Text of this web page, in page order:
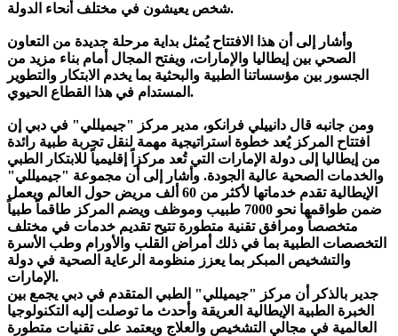
شخص يعيشون في مختلف أنحاء الدولة.
وأشار إلى أن هذا الافتتاح يُمثل بداية مرحلة جديدة من التعاون
الصحي بين إيطاليا والإمارات، ويفتح المجال أمام بناء مزيد من
الجسور بين مؤسساتنا الطبية والبحثية بما يخدم الابتكار والتطوير
المستدام في هذا القطاع الحيوي.
ومن جانبه قال دانييلي فرانكو، مدير مركز "جيميللي" في دبي إن
افتتاح المركز يُعد خطوة استراتيجية مهمة لنقل تجربة طبية رائدة
من إيطاليا إلى دولة الإمارات التي تُعد مركزاً إقليمياً للابتكار الطبي
والخدمات الصحية عالية الجودة. وأشار إلى أن مجموعة "جيميللي"
الإيطالية تقدم خدماتها لأكثر من 60 ألف مريض حول العالم ويعمل
ضمن طواقمها نحو 7000 طبيب وموظف ويضم المركز طاقماً طبياً
متخصصاً ومرافق تقنية متطورة تتيح تقديم خدمات في مختلف
التخصصات الطبية بما في ذلك أمراض القلب والأورام وطب الأسرة
والتشخيص المبكر بما يعزز منظومة الرعاية الصحية في دولة
الإمارات.
جدير بالذكر أن مركز "جيميللي" الطبي المتقدم في دبي يجمع بين
الخبرة الطبية الإيطالية العريقة وأحدث ما توصلت إليه التكنولوجيا
العالمية في مجالي التشخيص والعلاج ويعتمد على تقنيات متطورة